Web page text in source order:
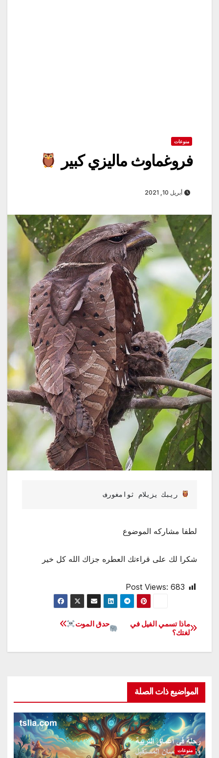
منوعات
فروغماوث ماليزي كبير
أبريل 10, 2021
فروغماوث ماليزي كبير
لطفا مشاركه الموضوع
شكرا لك على قراءتك العطره جزاك الله كل خير
Post Views: 683
تصفّح
المقالات
حدق الموت
ماذا تسمي الفيل في
لغتك؟
المواضيع ذات الصلة
منوعات